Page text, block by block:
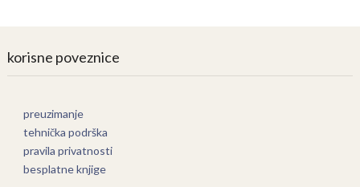
korisne poveznice
preuzimanje
tehnička podrška
pravila privatnosti
besplatne knjige